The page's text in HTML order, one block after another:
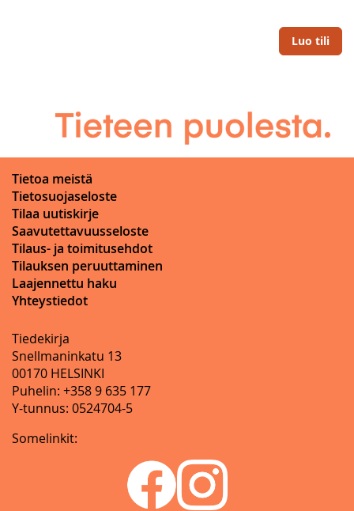
Luo tili
Tietoa meistä
Tietosuojaseloste
Tilaa uutiskirje
Saavutettavuusseloste
Tilaus- ja toimitusehdot
Tilauksen peruuttaminen
Laajennettu haku
Yhteystiedot
Tiedekirja
Snellmaninkatu 13
00170 HELSINKI
Puhelin: +358 9 635 177
Y-tunnus: 0524704-5
Somelinkit: